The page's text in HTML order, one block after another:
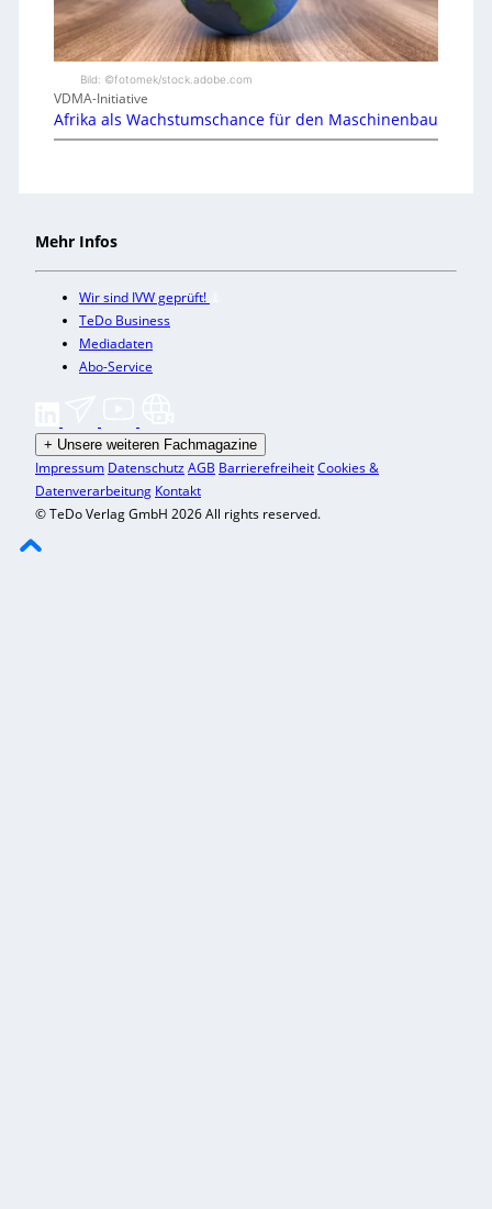
Bild: ©fotomek/stock.adobe.com
VDMA-Initiative
Afrika als Wachstumschance für den Maschinenbau
Mehr Infos
Wir sind IVW geprüft!
TeDo Business
Mediadaten
Abo-Service
+ Unsere weiteren Fachmagazine
Impressum DatenschutzAGB BarrierefreiheitCookies &
Datenverarbeitung Kontakt
© TeDo Verlag GmbH 2026 All rights reserved.